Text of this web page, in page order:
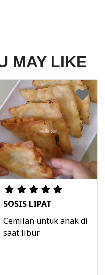
MAY LIKE
SOSIS LIPAT
Cemilan untuk anak di
saat libur